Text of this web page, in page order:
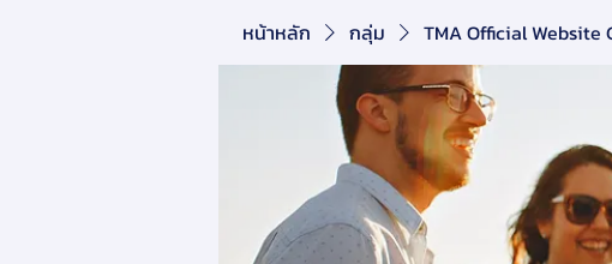
หน้าหลัก กลุ่ม TMA Official Website